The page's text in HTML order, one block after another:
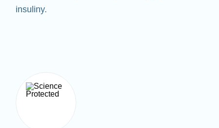
insuliny.